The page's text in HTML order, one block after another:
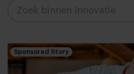
Sponsored Story